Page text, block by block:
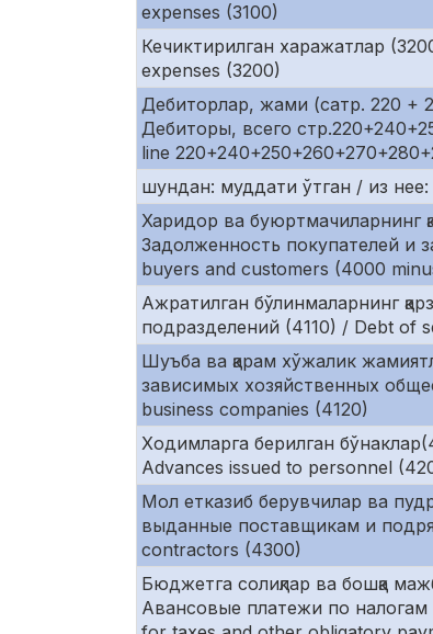
expenses (3100)
Кечиктирилган харажатлар
expenses (3200)
Дебиторлар, жами (сатр. 220 +
Дебиторы, всего
line
шундан: муддати ўтган / из
Харидор ва буюртмачиларнинг
Задолженность покупателей и
buyers and customers (4000
Ажратилган бўлинмаларнинг
подразделений (4110) / Debt of
Шуъба ва қарам хўжалик
зависимых хозяйственных
business companies (4120)
Ходимларга берилган
Advances issued to personnel
Мол етказиб берувчилар ва
выданные поставщикам и
contractors (4300)
Бюджетга солиқлар ва бошқа
Авансовые платежи по